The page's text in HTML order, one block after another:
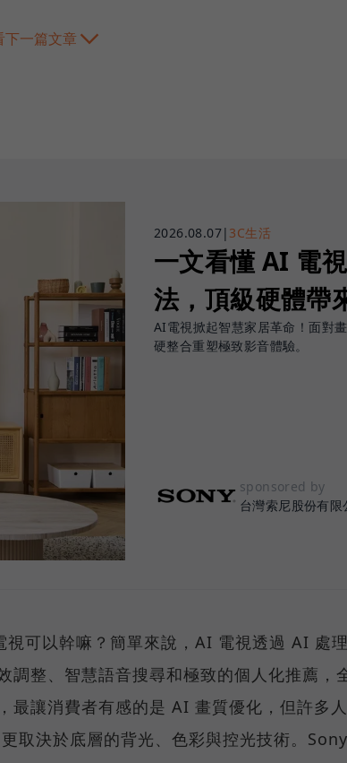
下一篇文章
2026.08.07| 3C生活
一文看懂 AI 電
法，頂級硬體帶
AI電視掀起智慧家居革命！面對
硬整合重塑極致影音體驗。
sponsored by
台灣索尼股份有限
可以幹嘛？簡單來說，AI 電視透過 AI 處
調整、智慧語音搜尋和極致的個人化推薦，
最讓消費者有感的是 AI 畫質優化，但許多人
取決於底層的背光、色彩與控光技術。Sony